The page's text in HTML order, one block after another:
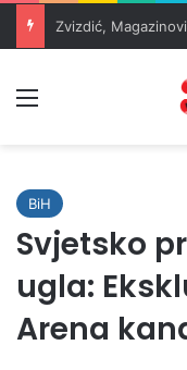
BiH
Svjetsko
ugla:
Arena